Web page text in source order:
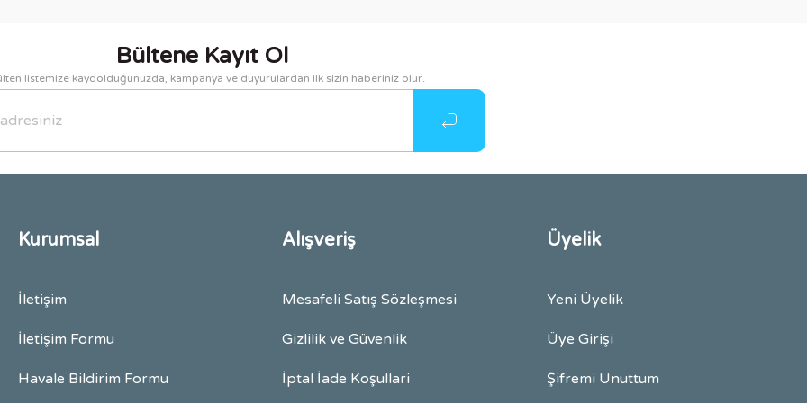
Bültene Kayıt Ol
listemize kaydolduğunuzda, kampanya ve duyurulardan ilk sizin haberiniz olur.
Kurumsal
İletişim
İletişim Formu
Havale Bildirim Formu
Alışveriş
Mesafeli Satış Sözleşmesi
Gizlilik ve Güvenlik
İptal İade Koşullari
Üyelik
Yeni Üyelik
Üye Girişi
Şifremi Unuttum